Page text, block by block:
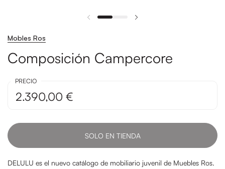
Mobles Ros
Composición Campercore
PRECIO
2.390,00 €
SOLO EN TIENDA
DELULU es el nuevo catálogo de mobiliario juvenil de Muebles Ros.